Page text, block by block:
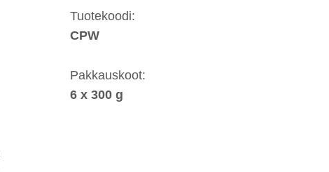
Tuotekoodi:
CPW
Pakkauskoot:
6 x 300 g